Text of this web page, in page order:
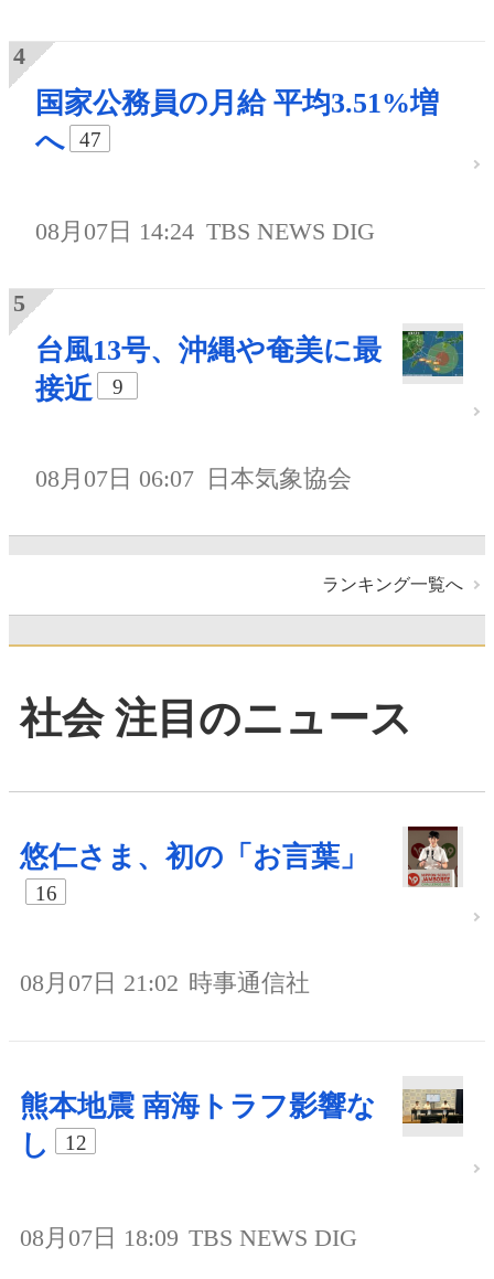
国家公務員の月給 平均3.51%増
へ
47
08月07日 14:24 TBS NEWS DIG
台風13号、沖縄や奄美に最
接近
9
08月07日 06:07 日本気象協会
ランキング一覧へ
社会 注目のニュース
悠仁さま、初の「お言葉」
16
08月07日 21:02 時事通信社
熊本地震 南海トラフ影響な
し
12
08月07日 18:09 TBS NEWS DIG